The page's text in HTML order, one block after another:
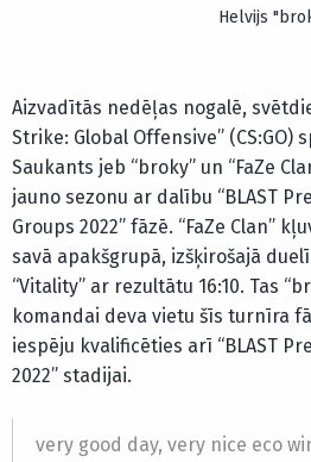
Helvijs
Aizvadītās nedēļas nogalē,
Strike: Global Offensive” (CS:GO)
Saukants jeb “broky” un “FaZe
jauno sezonu ar dalību “BLAST
Groups 2022” fāzē. “FaZe Clan”
savā apakšgrupā, izšķirošajā
“Vitality” ar rezultātu 16:10. Tas
komandai deva vietu šīs turnīra
iespēju kvalificēties arī “BLAST
2022” stadijai.
very good day, very nice eco